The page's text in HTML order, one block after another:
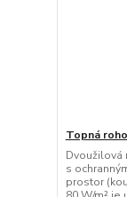
Topná
Dvoužilová
s
prostor